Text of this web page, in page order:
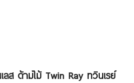
ลส ด้ามไม้ Twin Ray ทวินเรย์